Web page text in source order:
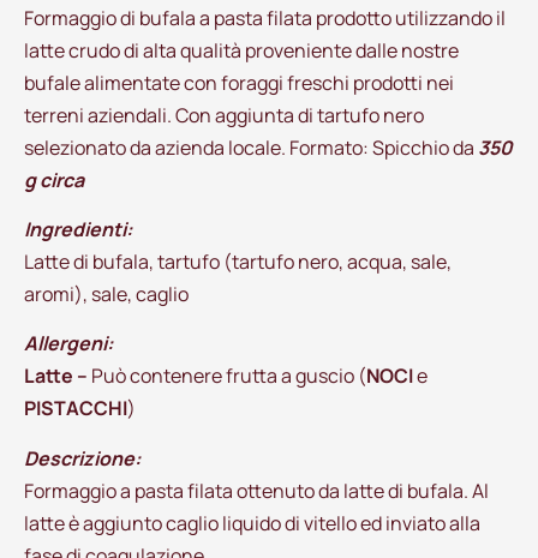
Formaggio di bufala a pasta filata prodotto utilizzando il
latte crudo di alta qualità proveniente dalle nostre
bufale alimentate con foraggi freschi prodotti nei
terreni aziendali. Con aggiunta di tartufo nero
selezionato da azienda locale. Formato: Spicchio da 350
g circa
Ingredienti:
Latte di bufala, tartufo (tartufo nero, acqua, sale,
aromi), sale, caglio
Allergeni:
Latte – Può contenere frutta a guscio (NOCIe
PISTACCHI)
Descrizione:
Formaggio a pasta filata ottenuto da latte di bufala. Al
latte è aggiunto caglio liquido di vitello ed inviato alla